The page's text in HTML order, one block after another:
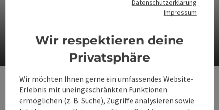
Privates, barockes Wasserschloss im Grünen in Pfarrkirchen bei
Bad Hall
Schloss Lamberg in Steyr
Hoch über dem Zusammenfluss von Enns und Steyr
Datenschutzerklärung
Impressum
Wir respektieren deine
Privatsphäre
Wir möchten Ihnen gerne ein umfassendes Website-
Erlebnis mit uneingeschränkten Funktionen
ermöglichen (z. B. Suche), Zugriffe analysieren sowie